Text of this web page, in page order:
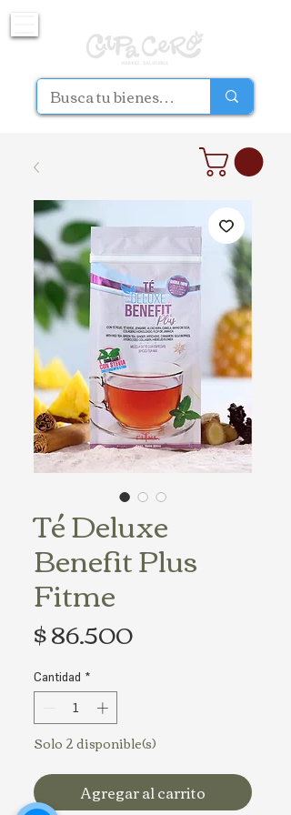
Té Deluxe
Benefit Plus
Fitme
$ 86.500Precio
Cantidad *
Solo 2 disponible(s)
Agregar al carrito